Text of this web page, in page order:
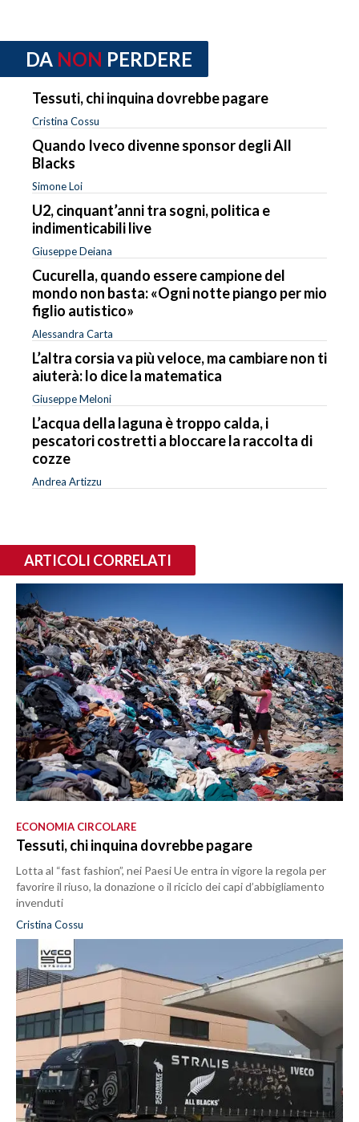
DA NON PERDERE
Tessuti, chi inquina dovrebbe pagare
Cristina Cossu
Quando Iveco divenne sponsor degli All
Blacks
Simone Loi
U2, cinquant’anni tra sogni, politica e
indimenticabili live
Giuseppe Deiana
Cucurella, quando essere campione del
mondo non basta: «Ogni notte piango per mio
figlio autistico»
Alessandra Carta
L’altra corsia va più veloce, ma cambiare non ti
aiuterà: lo dice la matematica
Giuseppe Meloni
L’acqua della laguna è troppo calda, i
pescatori costretti a bloccare la raccolta di
cozze
Andrea Artizzu
ARTICOLI CORRELATI
ECONOMIA CIRCOLARE
Tessuti, chi inquina dovrebbe pagare
Lotta al “fast fashion”, nei Paesi Ue entra in vigore la regola per
favorire il riuso, la donazione o il riciclo dei capi d’abbigliamento
invenduti
Cristina Cossu